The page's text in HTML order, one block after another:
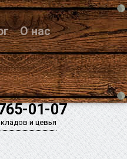
О нас
01-07
и цевья